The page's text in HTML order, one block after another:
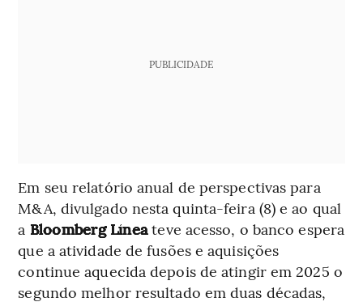
PUBLICIDADE
Em seu relatório anual de perspectivas para
M&A, divulgado nesta quinta-feira (8) e ao qual
a Bloomberg Líneateve acesso, o banco espera
que a atividade de fusões e aquisições
continue aquecida depois de atingir em 2025 o
segundo melhor resultado em duas décadas,